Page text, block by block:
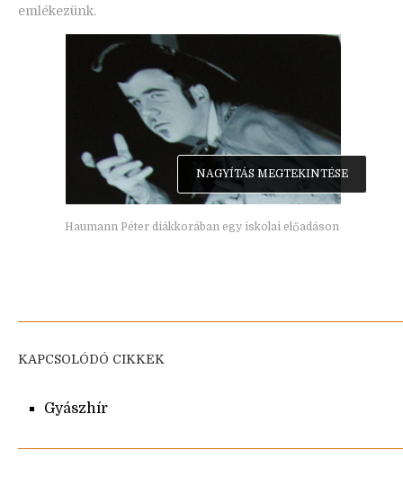
emlékezünk.
Haumann Péter diákkorában egy iskolai előadáson
NAGYÍTÁS MEGTEKINTÉSE
KAPCSOLÓDÓ CIKKEK
Gyászhír